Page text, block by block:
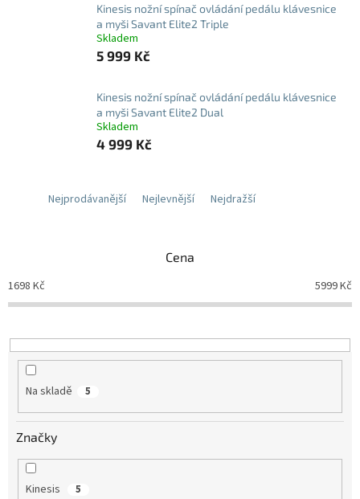
Kinesis nožní spínač ovládání pedálu klávesnice
a myši Savant Elite2 Triple
Skladem
5 999 Kč
Kinesis nožní spínač ovládání pedálu klávesnice
a myši Savant Elite2 Dual
Skladem
4 999 Kč
Nejprodávanější Nejlevnější Nejdražší
Cena
1698 Kč 5999Kč
Na skladě 5
Značky
Kinesis 5